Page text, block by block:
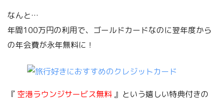
なんと…
年間100万円の利用で、ゴールドカードなのに翌年度から
の年会費が永年無料に！
『 空港ラウンジサービス無料 』という嬉しい特典付きの